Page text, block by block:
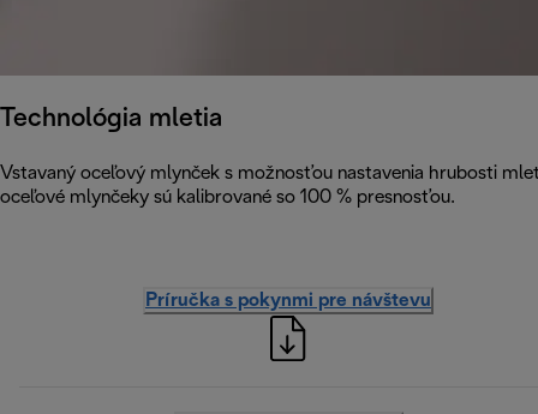
Technológia mletia
Vstavaný oceľový mlynček s možnosťou nastavenia hrubosti
oceľové mlynčeky sú kalibrované so 100 % presnosťou.
Príručka s pokynmi pre návštevu